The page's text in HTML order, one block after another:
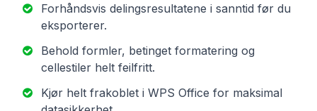
Forhåndsvis delingsresultatene i sanntid før du
eksporterer.
Behold formler, betinget formatering og
cellestiler helt feilfritt.
Kjør helt frakoblet i WPS Office for maksimal